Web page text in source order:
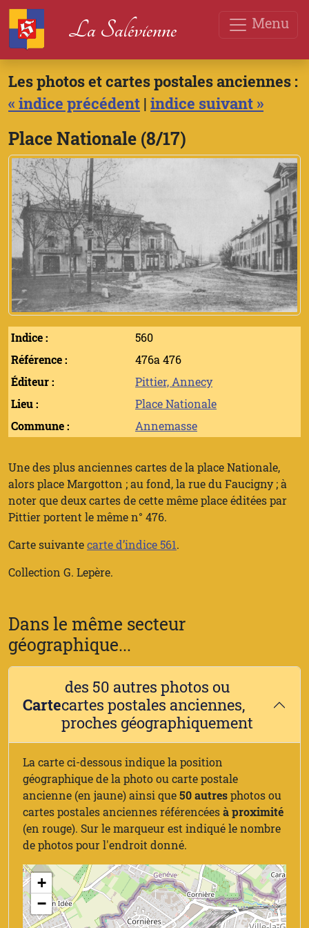
Menu
La Salévienne
Les photos et cartes postales anciennes :
« indice précédent | indice suivant »
Place Nationale (8/17)
Indice :
560
Référence :
476a 476
Éditeur :
Pittier, Annecy
Lieu :
Place Nationale
Commune :
Annemasse
Une des plus anciennes cartes de la place Nationale,
alors place Margotton ; au fond, la rue du Faucigny ; à
noter que deux cartes de cette même place éditées par
Pittier portent le même n° 476.
Carte suivantecarte d’indice 561.
Collection G. Lepère.
Dans le même secteur
géographique...
Carte
des 50 autres photos ou
cartes postales anciennes,
proches géographiquement
La carte ci-dessous indique la position
géographique de la photo ou carte postale
ancienne (en jaune) ainsi que50 autresphotos ou
cartes postales anciennes référencéesà proximité
(en rouge). Sur le marqueur est indiqué le nombre
de photos pour l'endroit donné.
+
−